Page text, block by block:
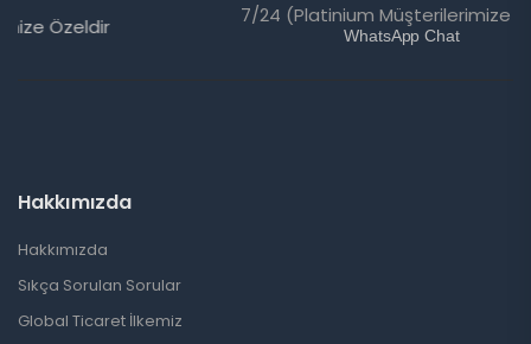
7/24 (Platinium Müşterilerimize Özel)
Hakkımızda
Hakkımızda
Sıkça Sorulan Sorular
Global Ticaret İlkemiz